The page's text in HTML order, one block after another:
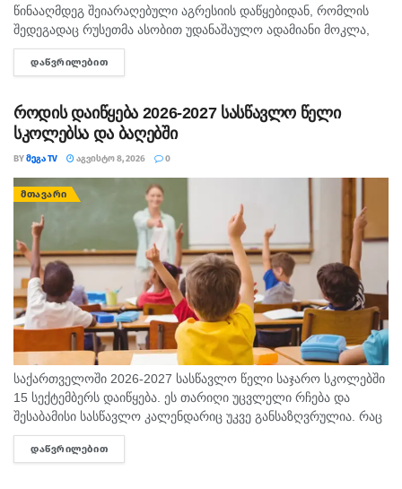
წინააღმდეგ შეიარაღებული აგრესიის დაწყებიდან, რომლის
შედეგადაც რუსეთმა ასობით უდანაშაულო ადამიანი მოკლა,
დაიპყრო აფხაზეთი და ცხინვალის რეგიონი. ამ სტატიაში
აგვისტოს გმირი გოგიტა მაკრახიძის შესახებ...
ᲓᲐᲬᲕᲠᲘᲚᲔᲑᲘᲗ
როდის დაიწყება 2026-2027 სასწავლო წელი
სკოლებსა და ბაღებში
BYᲛᲔᲒᲐ TV ᲐᲒᲕᲘᲡᲢᲝ 8, 2026 0
ᲛᲗᲐᲕᲐᲠᲘ
საქართველოში 2026-2027 სასწავლო წელი საჯარო სკოლებში
15 სექტემბერს დაიწყება. ეს თარიღი უცვლელი რჩება და
შესაბამისი სასწავლო კალენდარიც უკვე განსაზღვრულია. რაც
შეეხება საბავშვო ბაღებს, სასწავლო-სააღმზრდელო პროცესი
ასევე 15 სექტემბრიდან განახლდება. თბილისის...
ᲓᲐᲬᲕᲠᲘᲚᲔᲑᲘᲗ